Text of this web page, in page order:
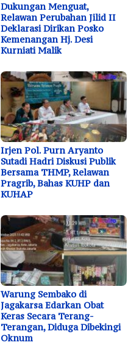
Dukungan Menguat,
Relawan Perubahan Jilid II
Deklarasi Dirikan Posko
Kemenangan Hj. Desi
Kurniati Malik
Irjen Pol. Purn Aryanto
Sutadi Hadri Diskusi Publik
Bersama THMP, Relawan
Pragrib, Bahas KUHP dan
KUHAP
Warung Sembako di
Jagakarsa Edarkan Obat
Keras Secara Terang-
Terangan, Diduga Dibekingi
Oknum